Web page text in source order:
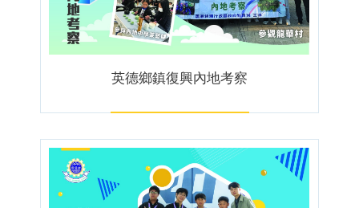
英德鄉鎮復興內地考察